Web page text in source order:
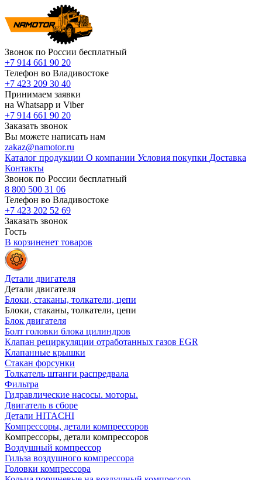
Звонок по России бесплатный
+7 914 661 90 20
Телефон во Владивостоке
+7 423 209 30 40
Принимаем заявки
на Whatsapp и Viber
+7 914 661 90 20
Заказать звонок
Вы можете написать нам
zakaz@namotor.ru
Каталог продукции О компании Условия покупки Доставка
Контакты
Звонок по России бесплатный
8 800 500 31 06
Телефон во Владивостоке
+7 423 202 52 69
Заказать звонок
Гость
В корзиненет товаров
Детали двигателя
Детали двигателя
Блоки, стаканы, толкатели, цепи
Блоки, стаканы, толкатели, цепи
Блок двигателя
Болт головки блока цилиндров
Клапан рециркуляции отработанных газов EGR
Клапанные крышки
Стакан форсунки
Толкатель штанги распредвала
Фильтра
Гидравлические насосы. моторы.
Двигатель в сборе
Детали HITACHI
Компрессоры, детали компрессоров
Компрессоры, детали компрессоров
Воздушный компрессор
Гильза воздушного компрессора
Головки компрессора